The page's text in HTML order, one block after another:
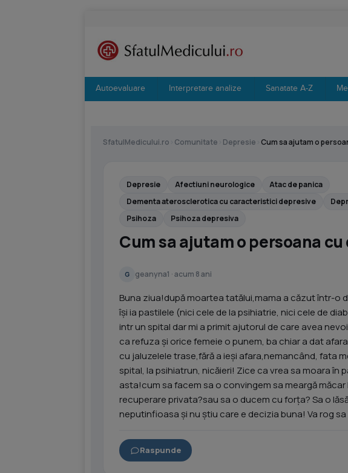
Autoevaluare Interpretare analize Sanatate A-Z
SfatulMedicului.ro Comunitate Depresie Cum sa ajutam o
Depresie Afectiuni neurologice
Atac de panica
Dementa aterosclerotica cu caracteristici depresive
Psihoza
Psihoza depresiva
Cum sa ajutam o persoana cu
G geanyna1 · acum 8 ani
Buna ziua!după moartea tatălui,mama a căzut într-o
își ia pastilele (nici cele de la psihiatrie, nici cele de
intr un spital dar mi a primit ajutorul de care avea
ca refuza și orice femeie o punem, ba chiar a dat
cu jaluzelele trase,fără a ieși afara,nemancând, fata
spital, la psihiatrun, nicăieri! Zice ca vrea sa moara în
asta!cum sa facem sa o convingem sa meargă
recuperare privata?sau sa o ducem cu forța? Sa o
neputinfioasa și nu știu care e decizia buna! Va rog
Raspunde